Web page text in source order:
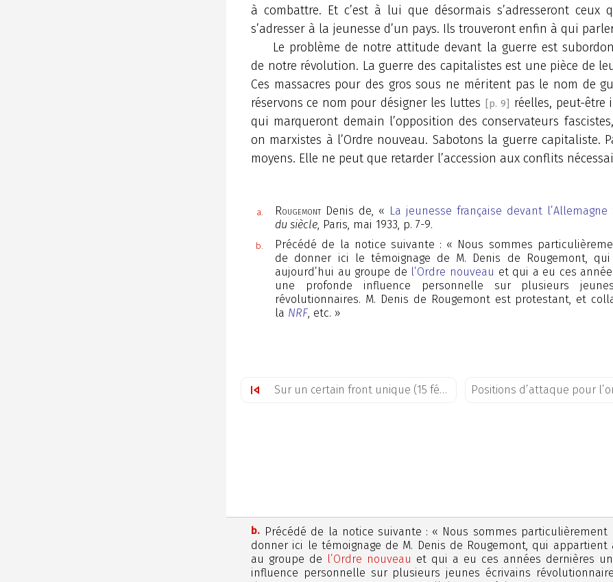
à combattre. Et c’est à lui que désormais s’adresseront ceux
s’adresser à la jeunesse d’un pays. Ils trouveront enfin à qui
Le problème de notre attitude devant la guerre est
de notre révolution. La guerre des capitalistes est une pièce de
Ces massacres pour des gros sous ne méritent pas le nom de
réservons ce nom pour désigner les luttes
[p. 9]
réelles, peut-être
qui marqueront demain l’opposition des conservateurs
on marxistes à l’Ordre nouveau. Sabotons la guerre capitaliste.
moyens. Elle ne peut que retarder l’accession aux conflits
a. Rougemont Denis de, « La jeunesse française devant l’Allemagne
du siècle , Paris, mai 1933, p. 7-9.
b.
Précédé de la notice suivante : « Nous sommes
de donner ici le témoignage de M. Denis de Rougemont,
aujourd’hui au groupe de l’Ordre nouveau et qui a eu ces
une profonde influence personnelle sur plusieurs
révolutionnaires. M. Denis de Rougemont est protestant, et
la NRF , etc. »
b. Précédé de la notice suivante : « Nous sommes particulièrement
donner ici le témoignage de M. Denis de Rougemont, qui appartient
au groupe de l’Ordre nouveau et qui a eu ces années dernières
influence personnelle sur plusieurs jeunes écrivains
Sur un certain front unique (15 février 1933)